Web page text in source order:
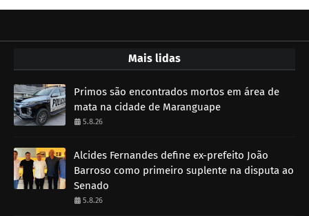
Mais lidas
Primos são encontrados mortos em área de
mata na cidade de Maranguape
5.8.26
Alcides Fernandes define ex-prefeito João
Barroso como primeiro suplente na disputa ao
Senado
5.8.26